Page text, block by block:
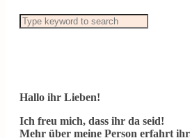
Hallo ihr Lieben!
Ich freu mich, dass ihr da seid!
Mehr über meine Person erfahrt